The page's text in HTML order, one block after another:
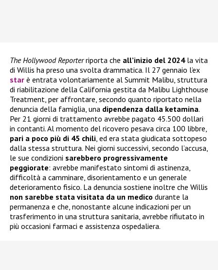
The Hollywood Reporterriporta che all’inizio del 2024la vita
di Willis ha preso una svolta drammatica. Il 27 gennaio l’ex
star è entrata volontariamente al Summit Malibu, struttura
di riabilitazione della California gestita da Malibu Lighthouse
Treatment, per affrontare, secondo quanto riportato nella
denuncia della famiglia, una dipendenza dalla ketamina.
Per 21 giorni di trattamento avrebbe pagato 45.500 dollari
in contanti. Al momento del ricovero pesava circa 100 libbre,
pari a poco più di 45 chili , ed era stata giudicata sottopeso
dalla stessa struttura. Nei giorni successivi, secondo l’accusa,
le sue condizioni sarebbero progressivamente
peggiorate: avrebbe manifestato sintomi di astinenza,
difficoltà a camminare, disorientamento e un generale
deterioramento fisico. La denuncia sostiene inoltre che Willis
non sarebbe stata visitata da un medico durante la
permanenza e che, nonostante alcune indicazioni per un
trasferimento in una struttura sanitaria, avrebbe rifiutato in
più occasioni farmaci e assistenza ospedaliera.